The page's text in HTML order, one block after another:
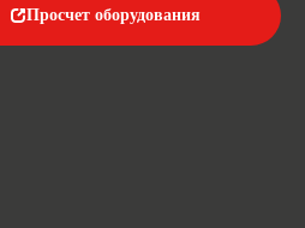
Просчет оборудования